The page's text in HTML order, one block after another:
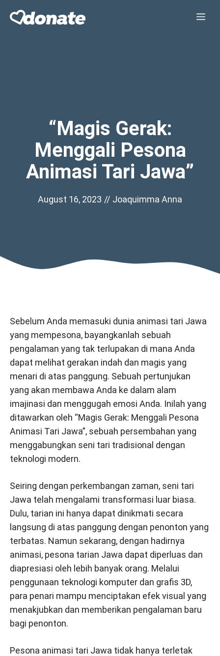
“Magis Gerak:
Menggali Pesona
Animasi Tari Jawa”
August 16, 2023 // Joaquimma Anna
Sebelum Anda memasuki dunia animasi tari Jawa
yang mempesona, bayangkanlah sebuah
pengalaman yang tak terlupakan di mana Anda
dapat melihat gerakan indah dan magis yang
menari di atas panggung. Sebuah pertunjukan
yang akan membawa Anda ke dalam alam
imajinasi dan menggugah emosi Anda. Inilah yang
ditawarkan oleh “Magis Gerak: Menggali Pesona
Animasi Tari Jawa”, sebuah persembahan yang
menggabungkan seni tari tradisional dengan
teknologi modern.
Seiring dengan perkembangan zaman, seni tari
Jawa telah mengalami transformasi luar biasa.
Dulu, tarian ini hanya dapat dinikmati secara
langsung di atas panggung dengan penonton yang
terbatas. Namun sekarang, dengan hadirnya
animasi, pesona tarian Jawa dapat diperluas dan
diapresiasi oleh lebih banyak orang. Melalui
penggunaan teknologi komputer dan grafis 3D,
para penari mampu menciptakan efek visual yang
menakjubkan dan memberikan pengalaman baru
bagi penonton.
Pesona animasi tari Jawa tidak hanya terletak